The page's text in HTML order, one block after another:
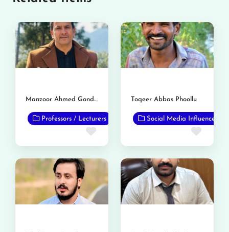
Manzoor Ahmed Gondal
Professors / Lecturers
Favorite
Toqeer Abbas Phoollu
Social Media Influencer